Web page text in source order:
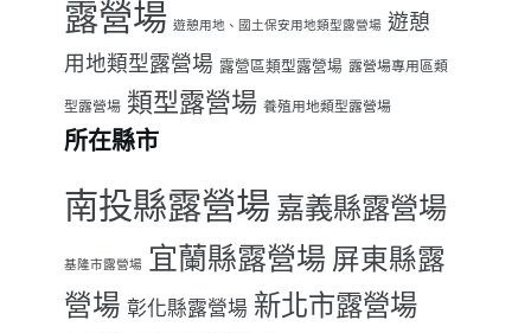
露營場 遊憩用地、國土保安用地類型露營場 遊憩
用地類型露營場 露營區類型露營場 露營場專用區類
型露營場 類型露營場 養殖用地類型露營場
所在縣市
南投縣露營場 嘉義縣露營場
基隆市露營場 宜蘭縣露營場 屏東縣露
營場 彰化縣露營場 新北市露營場